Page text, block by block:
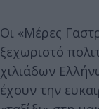
Οι «Μέρες
ξεχωριστό
χιλιάδων
έχουν την